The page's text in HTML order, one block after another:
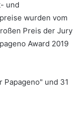
und
wurden vom
Preis der Jury
Award 2019
Papageno" und 31